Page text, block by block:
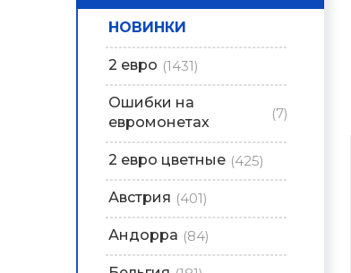
НОВИНКИ
2 евро (1431)
Ошибки на
евромонетах
(7)
2 евро цветные (425)
Австрия (401)
Андорра (84)